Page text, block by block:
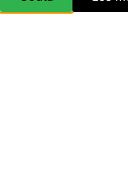
Vi er glade for at